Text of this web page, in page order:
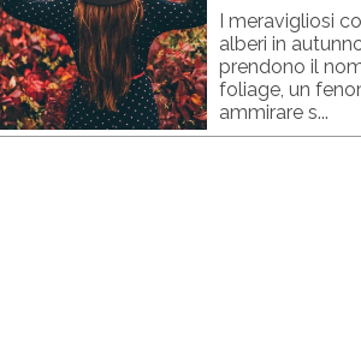
I meravigliosi
alberi in
prendono il
foliage, un
ammirare s...